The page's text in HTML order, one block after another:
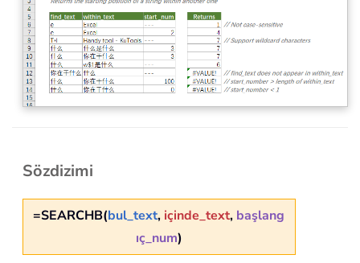
Sözdizimi
=SEARCHB(bul_text, içinde_text, başlang
ıç_num)